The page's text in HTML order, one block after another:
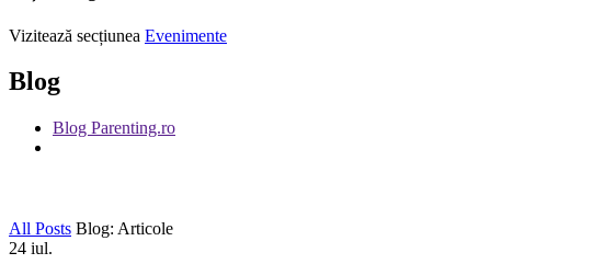
Vizitează secțiunea Evenimente
Blog
Blog Parenting.ro
All Posts Blog: Articole
24 iul.